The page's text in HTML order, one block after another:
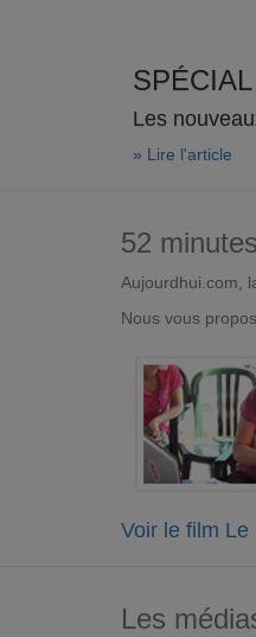
Les
» Lire l'article
52
Aujourdhui.com,
Nous vous
Voir le film Le
Les